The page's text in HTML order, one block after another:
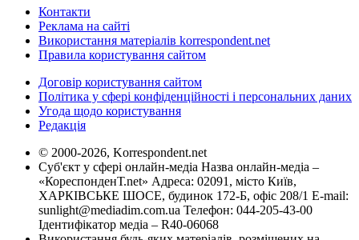
Контакти
Реклама на сайті
Використання матеріалів korrespondent.net
Правила користування сайтом
Договір користування сайтом
Політика у сфері конфіденційності і персональних даних
Угода щодо користування
Редакція
© 2000-2026, Korrespondent.net
Суб'єкт у сфері онлайн-медіа Назва онлайн-медіа –
«КореспонденТ.net» Адреса: 02091, місто Київ,
ХАРКІВСЬКЕ ШОСЕ, будинок 172-Б, офіс 208/1 E-mail:
sunlight@mediadim.com.ua Телефон: 044-205-43-00
Ідентифікатор медіа – R40-06068